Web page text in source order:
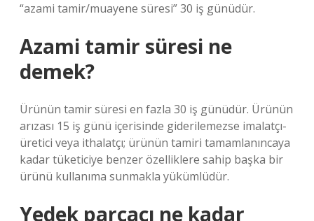
“azami tamir/muayene süresi” 30 iş günüdür.
Azami tamir süresi ne
demek?
Ürünün tamir süresi en fazla 30 iş günüdür. Ürünün
arızası 15 iş günü içerisinde giderilemezse imalatçı-
üretici veya ithalatçı; ürünün tamiri tamamlanıncaya
kadar tüketiciye benzer özelliklere sahip başka bir
ürünü kullanıma sunmakla yükümlüdür.
Yedek parçacı ne kadar